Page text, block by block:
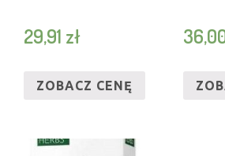
29,91 zł
ZOBACZ CENĘ